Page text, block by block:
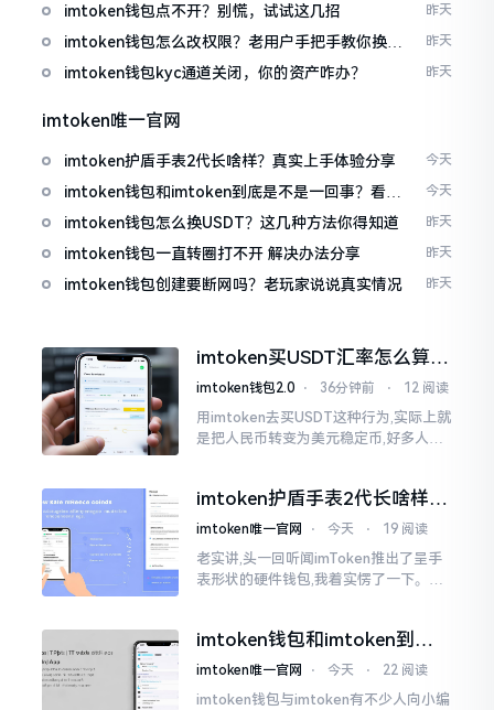
imtoken钱包点不开？别慌，试试这几招 昨天
imtoken钱包怎么改权限？老用户手把手教你换主
人
昨天
imtoken钱包kyc通道关闭，你的资产咋办？ 昨天
imtoken唯一官网
imtoken护盾手表2代长啥样？真实上手体验分享 今天
imtoken钱包和imtoken到底是不是一回事？看完
就懂了
今天
imtoken钱包怎么换USDT？这几种方法你得知道 昨天
imtoken钱包一直转圈打不开 解决办法分享 昨天
imtoken钱包创建要断网吗？老玩家说说真实情况 昨天
imtoken买USDT汇率怎么算？
几点买最划算
imtoken钱包2.0 ⋅ 36分钟前 ⋅ 12 阅读
用imtoken去买USDT这种行为,实际上就
是把人民币转变为美元稳定币,好多人在
低的状况
imtoken护盾手表2代长啥样？
真实上手体验分享
imtoken唯一官网 ⋅ 今天 ⋅ 19 阅读
老实讲,头一回听闻imToken推出了呈手
表形状的硬件钱包,我着实愣了一下。在c
imtoken钱包和imtoken到底
是不是一回事？看完就懂了
imtoken唯一官网 ⋅ 今天 ⋅ 22 阅读
imtoken钱包与imtoken有不少人向小编